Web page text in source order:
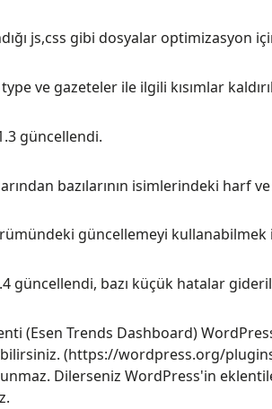
js,css gibi dosyalar optimizasyon
ve gazeteler ile ilgili kısımlar
güncellendi.
bazılarının isimlerindeki harf
güncellemeyi kullanabilmek
güncellendi, bazı küçük hatalar
(Esen Trends Dashboard)
(https://wordpress.org/
Dilerseniz WordPress'in